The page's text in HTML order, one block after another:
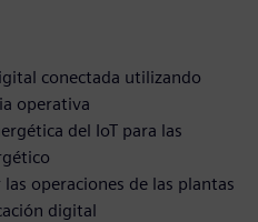
conectada utilizando
operativa
del IoT para las
operaciones de las plantas
digital